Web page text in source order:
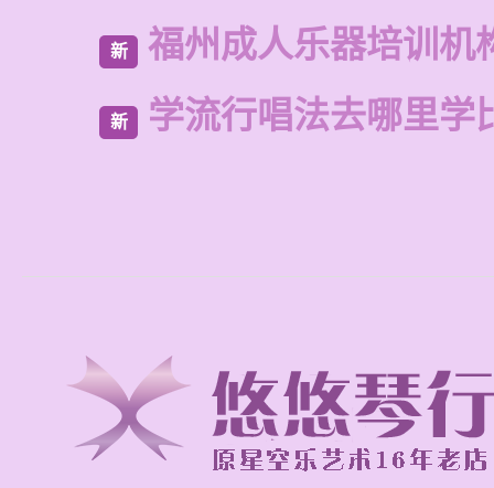
新 福州成人乐器培训机
新 学流行唱法去哪里学